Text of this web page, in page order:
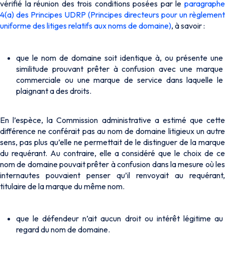
vérifié la réunion des trois conditions posées par le paragraphe
4(a) des Principes UDRP (Principes directeurs pour un règlement
uniforme des litiges relatifs aux noms de domaine), à savoir :
que le nom de domaine soit identique à, ou présente une
similitude prouvant prêter à confusion avec une marque
commerciale ou une marque de service dans laquelle le
plaignant a des droits.
En l’espèce, la Commission administrative a estimé que cette
différence ne conférait pas au nom de domaine litigieux un autre
sens, pas plus qu’elle ne permettait de le distinguer de la marque
du requérant. Au contraire, elle a considéré que le choix de ce
nom de domaine pouvait prêter à confusion dans la mesure où les
internautes pouvaient penser qu’il renvoyait au requérant,
titulaire de la marque du même nom.
que le défendeur n’ait aucun droit ou intérêt légitime au
regard du nom de domaine.